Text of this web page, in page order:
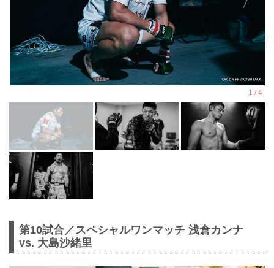
第10試合／スペシャルワンマッチ 浅倉カンナ
vs. 大島沙緒里